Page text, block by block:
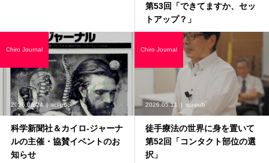
第53回「できてますか、セッ
トアップ？」
2026.06.24 sci-pub
科学新聞社＆カイロ-ジャーナ
ルの主催・協賛イベントのお
知らせ
Chiro Journal
2026.05.11 sci-pub
徒手療法の世界に身を置いて
第52回「コンタクト部位の選
択」
Chiro Journal